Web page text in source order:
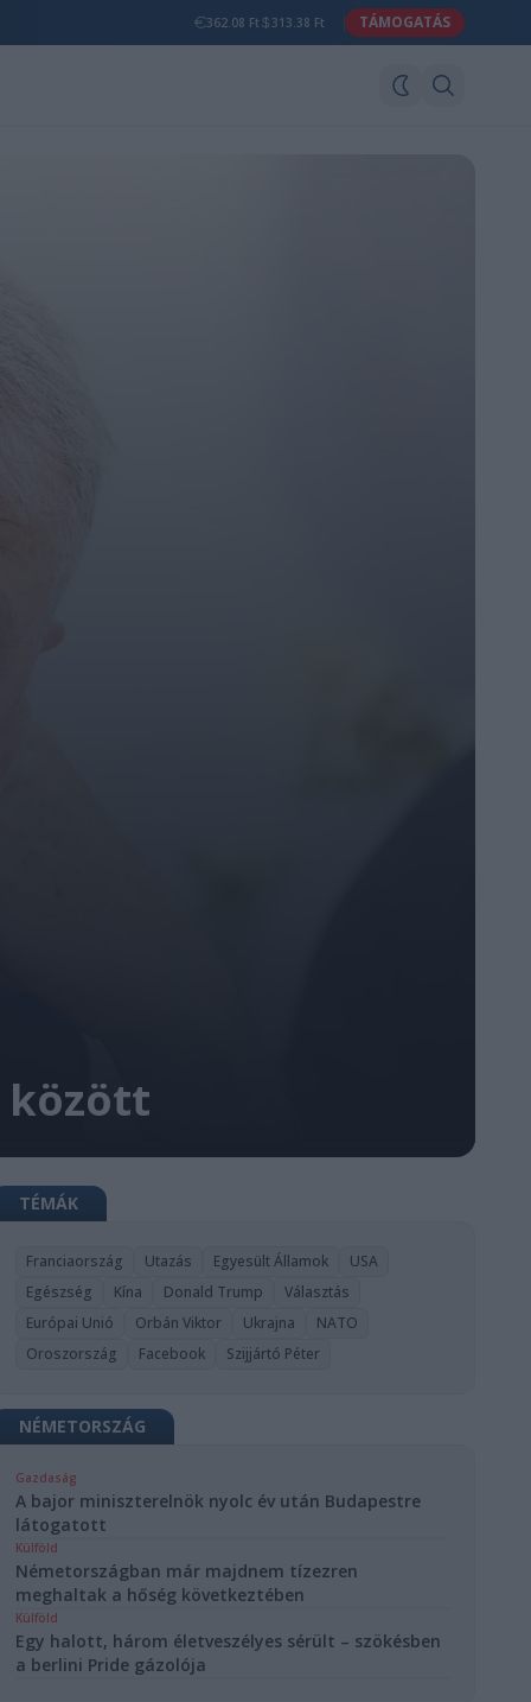
362.08 Ft 313.38 Ft TÁMOGATÁS
között
TÉMÁK
Franciaország Utazás Egyesült Államok
USA
Egészség
Kína Donald Trump
Választás
Európai Unió
Orbán Viktor Ukrajna
NATO
Oroszország
Facebook Szijjártó Péter
NÉMETORSZÁG
Gazdaság
A bajor miniszterelnök nyolc év után Budapestre
látogatott
Külföld
Németországban már majdnem tízezren
meghaltak a hőség következtében
Külföld
Egy halott, három életveszélyes sérült – szökésben
a berlini Pride gázolója